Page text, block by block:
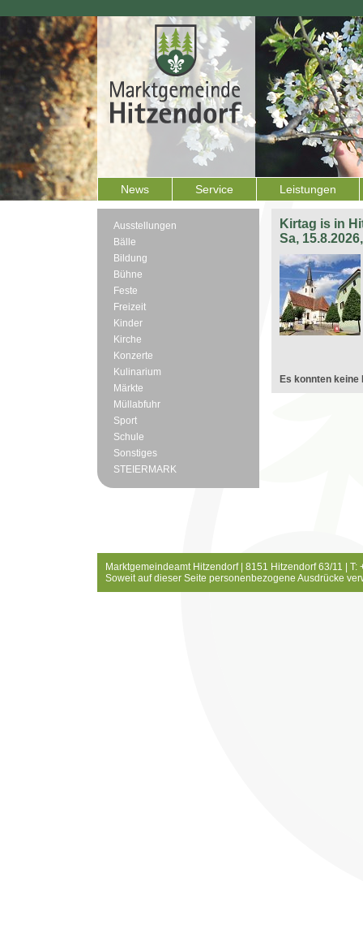
News Service Leistungen
Ausstellungen
Bälle
Bildung
Bühne
Feste
Freizeit
Kinder
Kirche
Konzerte
Kulinarium
Märkte
Müllabfuhr
Sport
Schule
Sonstiges
STEIERMARK
Kirtag is in
Sa,
Es konnten keine
Marktgemeindeamt Hitzendorf | 8151 Hitzendorf 63/11 |
Soweit auf dieser Seite personenbezogene Ausdrücke